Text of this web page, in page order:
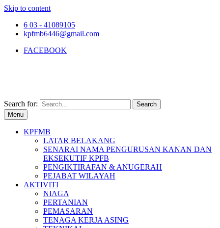
Skip to content
6 03 - 41089105
kpfmb6446@gmail.com
FACEBOOK
Search for:
Menu
KPFMB
LATAR BELAKANG
SENARAI NAMA PENGURUSAN KANAN DAN
EKSEKUTIF KPFB
PENGIKTIRAFAN & ANUGERAH
PEJABAT WILAYAH
AKTIVITI
NIAGA
PERTANIAN
PEMASARAN
TENAGA KERJA ASING